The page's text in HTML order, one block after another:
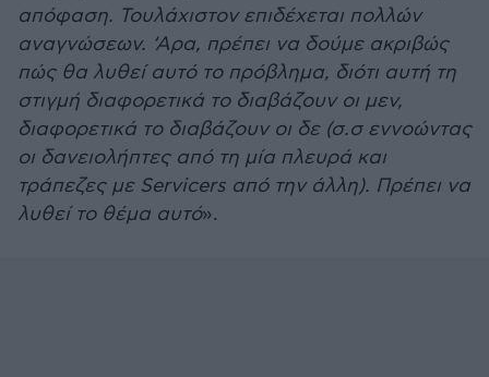
απόφαση. Τουλάχιστον επιδέχεται πολλών
αναγνώσεων. ‘Αρα, πρέπει να δούμε ακριβώς
πώς θα λυθεί αυτό το πρόβλημα, διότι αυτή τη
στιγμή διαφορετικά το διαβάζουν οι μεν,
διαφορετικά το διαβάζουν οι δε (σ.σ εννοώντας
οι δανειολήπτες από τη μία πλευρά και
τράπεζες με Servicers από την άλλη). Πρέπει να
λυθεί το θέμα αυτό».